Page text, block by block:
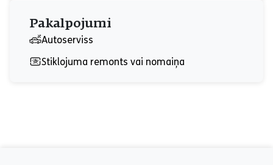
Pakalpojumi
Autoserviss
Stiklojuma remonts vai nomaiņa